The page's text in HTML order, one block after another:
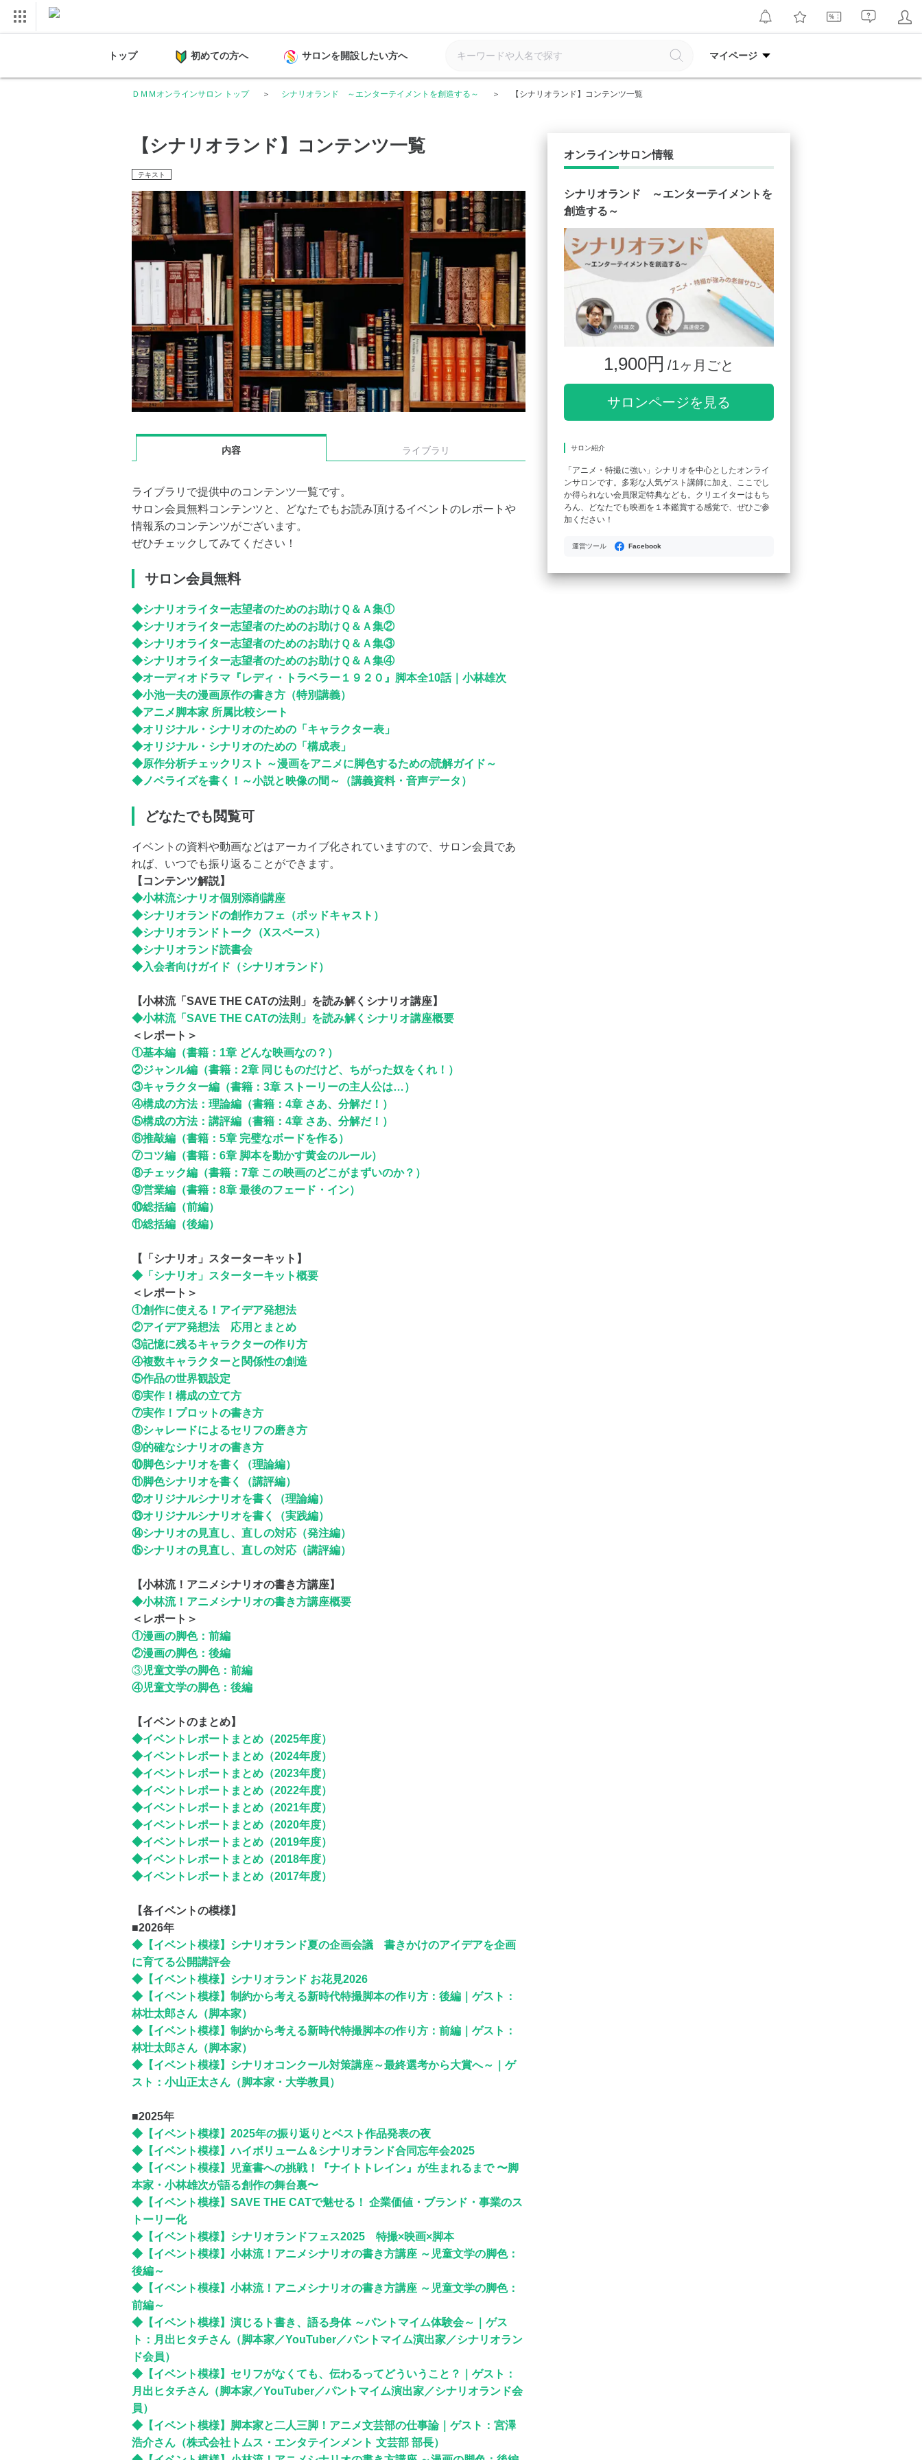
トップ 初めての方へ サロンを開設したい方へ マイページ
ＤＭＭオンラインサロン トップ シナリオランド ～エンターテイメントを創造する～ 【シナリオランド】コンテンツ一覧
【シナリオランド】コンテンツ一覧
テキスト
内容 ライブラリ
ライブラリで提供中のコンテンツ一覧です。
サロン会員無料コンテンツと、どなたでもお読み頂けるイベントのレポートや
情報系のコンテンツがございます。
ぜひチェックしてみてください！
サロン会員無料
◆シナリオライター志望者のためのお助けＱ＆Ａ集①
◆シナリオライター志望者のためのお助けＱ＆Ａ集②
◆シナリオライター志望者のためのお助けＱ＆Ａ集③
◆シナリオライター志望者のためのお助けＱ＆Ａ集④
◆オーディオドラマ『レディ・トラベラー１９２０』脚本全10話｜小林雄次
◆小池一夫の漫画原作の書き方（特別講義）
◆アニメ脚本家 所属比較シート
◆オリジナル・シナリオのための「キャラクター表」
◆オリジナル・シナリオのための「構成表」
◆原作分析チェックリスト ～漫画をアニメに脚色するための読解ガイド～
◆ノベライズを書く！～小説と映像の間～（講義資料・音声データ）
どなたでも閲覧可
イベントの資料や動画などはアーカイブ化されていますので、サロン会員であ
れば、いつでも振り返ることができます。
【コンテンツ解説】
◆小林流シナリオ個別添削講座
◆シナリオランドの創作カフェ（ポッドキャスト）
◆シナリオランドトーク（Xスペース）
◆シナリオランド読書会
◆入会者向けガイド（シナリオランド）
【小林流「SAVE THE CATの法則」を読み解くシナリオ講座】
◆小林流「SAVE THE CATの法則」を読み解くシナリオ講座概要
＜レポート＞
①基本編（書籍：1章 どんな映画なの？）
②ジャンル編（書籍：2章 同じものだけど、ちがった奴をくれ！）
③キャラクター編（書籍：3章 ストーリーの主人公は…）
④構成の方法：理論編（書籍：4章 さあ、分解だ！）
⑤構成の方法：講評編（書籍：4章 さあ、分解だ！）
⑥推敲編（書籍：5章 完璧なボードを作る）
⑦コツ編（書籍：6章 脚本を動かす黄金のルール）
⑧チェック編（書籍：7章 この映画のどこがまずいのか？）
⑨営業編（書籍：8章 最後のフェード・イン）
⑩総括編（前編）
⑪総括編（後編）
【「シナリオ」スターターキット】
◆「シナリオ」スターターキット概要
＜レポート＞
①創作に使える！アイデア発想法
②アイデア発想法 応用とまとめ
③記憶に残るキャラクターの作り方
④複数キャラクターと関係性の創造
⑤作品の世界観設定
⑥実作！構成の立て方
⑦実作！プロットの書き方
⑧シャレードによるセリフの磨き方
⑨的確なシナリオの書き方
⑩脚色シナリオを書く（理論編）
⑪脚色シナリオを書く（講評編）
⑫オリジナルシナリオを書く（理論編）
⑬オリジナルシナリオを書く（実践編）
⑭シナリオの見直し、直しの対応（発注編）
⑮シナリオの見直し、直しの対応（講評編）
【小林流！アニメシナリオの書き方講座】
◆小林流！アニメシナリオの書き方講座概要
＜レポート＞
①漫画の脚色：前編
②漫画の脚色：後編
③児童文学の脚色：前編
④児童文学の脚色：後編
【イベントのまとめ】
◆イベントレポートまとめ（2025年度）
◆イベントレポートまとめ（2024年度）
◆イベントレポートまとめ（2023年度）
◆イベントレポートまとめ（2022年度）
◆イベントレポートまとめ（2021年度）
◆イベントレポートまとめ（2020年度）
◆イベントレポートまとめ（2019年度）
◆イベントレポートまとめ（2018年度）
◆イベントレポートまとめ（2017年度）
【各イベントの模様】
■2026年
◆【イベント模様】シナリオランド夏の企画会議 書きかけのアイデアを企画
に育てる公開講評会
◆【イベント模様】シナリオランド お花見2026
◆【イベント模様】制約から考える新時代特撮脚本の作り方：後編｜ゲスト：
林壮太郎さん（脚本家）
◆【イベント模様】制約から考える新時代特撮脚本の作り方：前編｜ゲスト：
林壮太郎さん（脚本家）
◆【イベント模様】シナリオコンクール対策講座～最終選考から大賞へ～｜ゲ
スト：小山正太さん（脚本家・大学教員）
■2025年
◆【イベント模様】2025年の振り返りとベスト作品発表の夜
◆【イベント模様】ハイボリューム＆シナリオランド合同忘年会2025
◆【イベント模様】児童書への挑戦！『ナイトトレイン』が生まれるまで 〜脚
本家・小林雄次が語る創作の舞台裏〜
◆【イベント模様】SAVE THE CATで魅せる！ 企業価値・ブランド・事業のス
トーリー化
◆【イベント模様】シナリオランドフェス2025 特撮×映画×脚本
◆【イベント模様】小林流！アニメシナリオの書き方講座 ～児童文学の脚色：
後編～
◆【イベント模様】小林流！アニメシナリオの書き方講座 ～児童文学の脚色：
前編～
◆【イベント模様】演じるト書き、語る身体 ～パントマイム体験会～｜ゲス
ト：月出ヒタチさん（脚本家／YouTuber／パントマイム演出家／シナリオラン
ド会員）
◆【イベント模様】セリフがなくても、伝わるってどういうこと？｜ゲスト：
月出ヒタチさん（脚本家／YouTuber／パントマイム演出家／シナリオランド会
員）
◆【イベント模様】脚本家と二人三脚！アニメ文芸部の仕事論｜ゲスト：宮澤
浩介さん（株式会社トムス・エンタテインメント 文芸部 部長）
オンラインサロン情報
シナリオランド ～エンターテイメントを
創造する～
1,900円 /1ヶ月ごと
サロンページを見る
サロン紹介
「アニメ・特撮に強い」シナリオを中心としたオンライ
ンサロンです。多彩な人気ゲスト講師に加え、ここでし
か得られない会員限定特典なども。クリエイターはもち
ろん、どなたでも映画を１本鑑賞する感覚で、ぜひご参
加ください！
運営ツール Facebook